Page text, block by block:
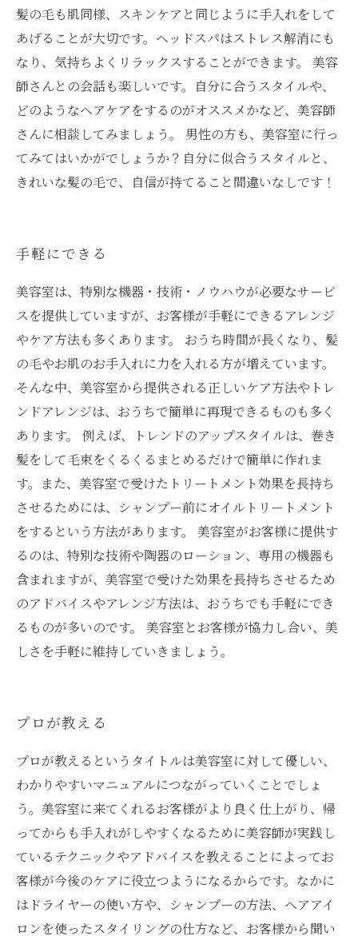
髪の毛も肌同様、スキンケアと同じように手入れをして
あげることが大切です。ヘッドスパはストレス解消にも
なり、気持ちよくリラックスすることができます。 美容
師さんとの会話も楽しいです。自分に合うスタイルや、
どのようなヘアケアをするのがオススメかなど、美容師
さんに相談してみましょう。 男性の方も、美容室に行っ
てみてはいかがでしょうか？自分に似合うスタイルと、
きれいな髪の毛で、自信が持てること間違いなしです！
手軽にできる
美容室は、特別な機器・技術・ノウハウが必要なサービ
スを提供していますが、お客様が手軽にできるアレンジ
やケア方法も多くあります。 おうち時間が長くなり、髪
の毛やお肌のお手入れに力を入れる方が増えています。
そんな中、美容室から提供される正しいケア方法やトレ
ンドアレンジは、おうちで簡単に再現できるものも多く
あります。 例えば、トレンドのアップスタイルは、巻き
髪をして毛束をくるくるまとめるだけで簡単に作れま
す。また、美容室で受けたトリートメント効果を長持ち
させるためには、シャンプー前にオイルトリートメント
をするという方法があります。 美容室がお客様に提供す
るのは、特別な技術や陶器のローション、専用の機器も
含まれますが、美容室で受けた効果を長持ちさせるため
のアドバイスやアレンジ方法は、おうちでも手軽にでき
るものが多いのです。 美容室とお客様が協力し合い、美
しさを手軽に維持していきましょう。
プロが教える
プロが教えるというタイトルは美容室に対して優しい、
わかりやすいマニュアルにつながっていくことでしょ
う。美容室に来てくれるお客様がより良く仕上がり、帰
ってからも手入れがしやすくなるために美容師が実践し
ているテクニックやアドバイスを教えることによってお
客様が今後のケアに役立つようになるからです。なかに
はドライヤーの使い方や、シャンプーの方法、ヘアアイ
ロンを使ったスタイリングの仕方など、お客様から聞い